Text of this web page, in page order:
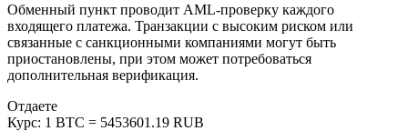
Обменный пункт проводит AML-проверку каждого
входящего платежа. Транзакции с высоким риском или
связанные с санкционными компаниями могут быть
приостановлены, при этом может потребоваться
дополнительная верификация.
Отдаете
Курс: 1 BTC = 5453601.19 RUB